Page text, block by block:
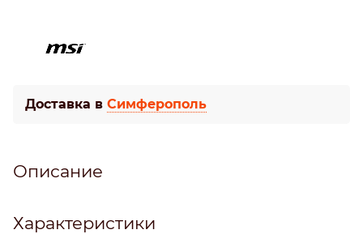
Доставка в Симферополь
Описание
Характеристики